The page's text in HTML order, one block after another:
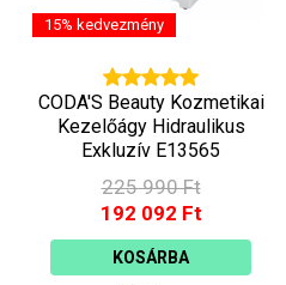
15% kedvezmény
CODA'S Beauty Kozmetikai
Kezelőágy Hidraulikus
Exkluzív E13565
225 990 Ft
192 092 Ft
KOSÁRBA